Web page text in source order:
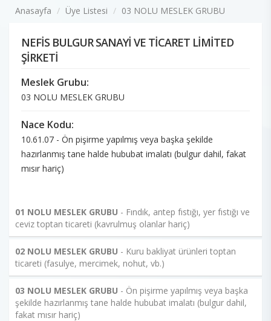
Anasayfa Üye Listesi 03 NOLU MESLEK GRUBU
NEFİS BULGUR SANAYİ VE TİCARET LİMİTED
ŞİRKETİ
Meslek Grubu:
03 NOLU MESLEK GRUBU
Nace Kodu:
10.61.07 - Ön pişirme yapılmış veya başka şekilde
hazırlanmış tane halde hububat imalatı (bulgur dahil, fakat
mısır hariç)
01 NOLU MESLEK GRUBU - Fındık, antep fıstığı, yer fıstığı ve
ceviz toptan ticareti (kavrulmuş olanlar hariç)
02 NOLU MESLEK GRUBU - Kuru bakliyat ürünleri toptan
ticareti (fasulye, mercimek, nohut, vb.)
03 NOLU MESLEK GRUBU - Ön pişirme yapılmış veya başka
şekilde hazırlanmış tane halde hububat imalatı (bulgur dahil,
fakat mısır hariç)